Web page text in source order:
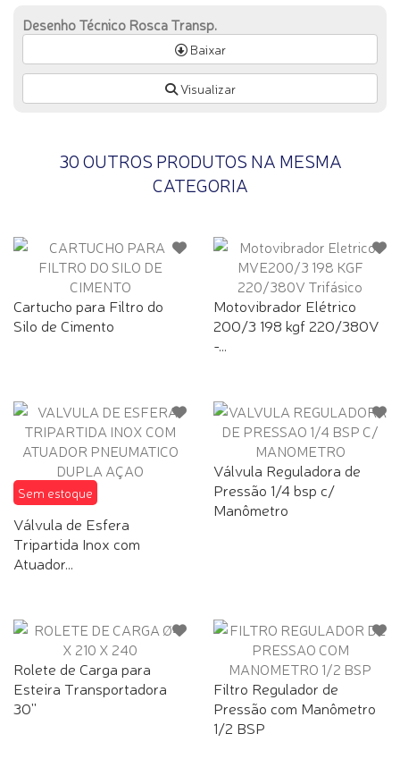
Desenho Técnico Rosca Transp.
Baixar
Visualizar
30 OUTROS PRODUTOS NA MESMA
CATEGORIA
Cartucho para Filtro do
Silo de Cimento
Motovibrador Elétrico
200/3 198 kgf 220/380V
-...
Sem estoque
Válvula de Esfera
Tripartida Inox com
Atuador...
Válvula Reguladora de
Pressão 1/4 bsp c/
Manômetro
Rolete de Carga para
Esteira Transportadora
30''
Filtro Regulador de
Pressão com Manômetro
1/2 BSP